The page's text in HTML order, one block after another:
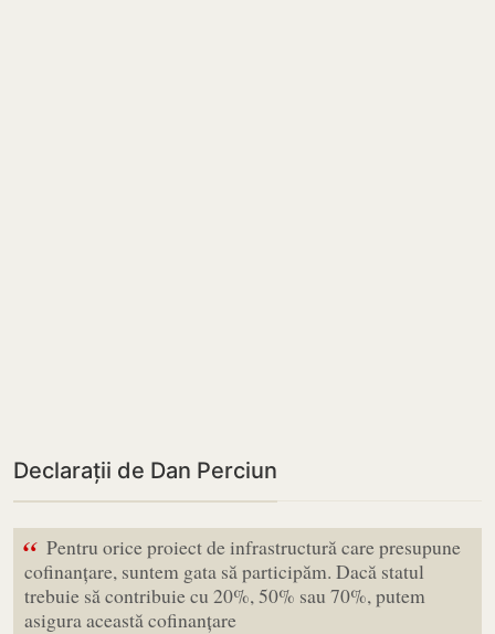
Declarații de Dan Perciun
“ Pentru orice proiect de infrastructură care presupune
cofinanțare, suntem gata să participăm. Dacă statul
trebuie să contribuie cu 20%, 50% sau 70%, putem
asigura această cofinanțare